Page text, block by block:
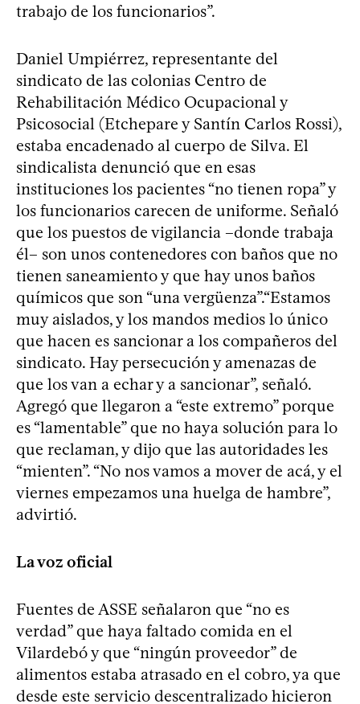
trabajo de los funcionarios”.
Daniel Umpiérrez, representante del
sindicato de las colonias Centro de
Rehabilitación Médico Ocupacional y
Psicosocial (Etchepare y Santín Carlos Rossi),
estaba encadenado al cuerpo de Silva. El
sindicalista denunció que en esas
instituciones los pacientes “no tienen ropa” y
los funcionarios carecen de uniforme. Señaló
que los puestos de vigilancia –donde trabaja
él– son unos contenedores con baños que no
tienen saneamiento y que hay unos baños
químicos que son “una vergüenza”.“Estamos
muy aislados, y los mandos medios lo único
que hacen es sancionar a los compañeros del
sindicato. Hay persecución y amenazas de
que los van a echar y a sancionar”, señaló.
Agregó que llegaron a “este extremo” porque
es “lamentable” que no haya solución para lo
que reclaman, y dijo que las autoridades les
“mienten”. “No nos vamos a mover de acá, y el
viernes empezamos una huelga de hambre”,
advirtió.
La voz oficial
Fuentes de ASSE señalaron que “no es
verdad” que haya faltado comida en el
Vilardebó y que “ningún proveedor” de
alimentos estaba atrasado en el cobro, ya que
desde este servicio descentralizado hicieron